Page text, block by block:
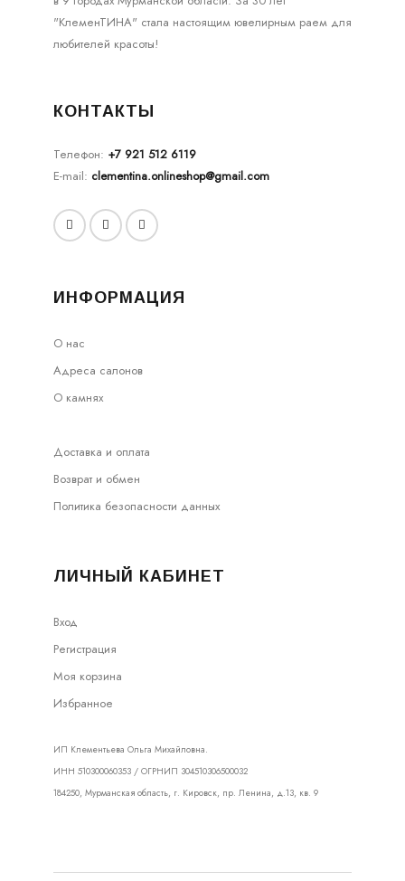
"КлеменТИНА" стала настоящим ювелирным раем для
любителей красоты!
КОНТАКТЫ
Телефон: +7 921 512 6119
E-mail: clementina.onlineshop@gmail.com
ИНФОРМАЦИЯ
О нас
Адреса салонов
О камнях
Доставка и оплата
Возврат и обмен
Политика безопасности данных
ЛИЧНЫЙ КАБИНЕТ
Вход
Регистрация
Моя корзина
Избранное
ИП Клементьева Ольга Михайловна.
ИНН 510300060353 / ОГРНИП 304510306500032
184250, Мурманская область, г. Кировск, пр. Ленина, д.13, кв. 9